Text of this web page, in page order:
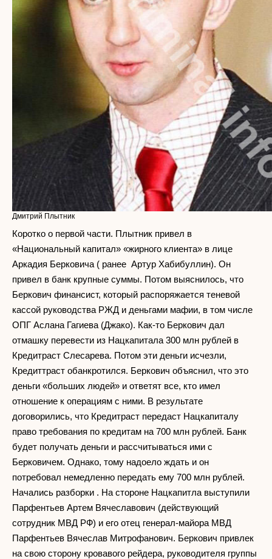
Дмитрий Плытник
Коротко о первой части. Плытник привел в
«Национальный капитал» «жирного клиента» в лице
Аркадия Берковича ( ранее Артур Хабибуллин). Он
привел в банк крупные суммы. Потом выяснилось, что
Беркович финансист, который распоряжается теневой
кассой руководства РЖД и деньгами мафии, в том числе
ОПГ Аслана Гагиева (Джако). Как-то Беркович дал
отмашку перевести из Нацкапитала 300 млн рублей в
Кредитраст Слесарева. Потом эти деньги исчезли,
Кредиттраст обанкротился. Беркович объяснил, что это
деньги «больших людей» и ответят все, кто имел
отношение к операциям с ними. В результате
договорились, что Кредитраст передаст Нацкапиталу
право требования по кредитам на 700 млн рублей. Банк
будет получать деньги и рассчитываться ими с
Берковичем. Однако, тому надоело ждать и он
потребовал немедленно передать ему 700 млн рублей.
Начались разборки . На стороне Нацкапитла выступили
Парфентьев Артем Вячеславович (действующий
сотрудник МВД РФ) и его отец генерал-майора МВД
Парфентьев Вячеслав Митрофанович. Беркович привлек
на свою сторону кровавого рейдера, руководителя группы